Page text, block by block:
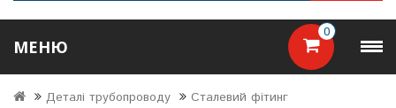
0
МЕНЮ
Деталі трубопроводу
Сталевий фітинг